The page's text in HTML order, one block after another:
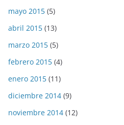
mayo 2015 (5)
abril 2015 (13)
marzo 2015 (5)
febrero 2015 (4)
enero 2015 (11)
diciembre 2014 (9)
noviembre 2014 (12)